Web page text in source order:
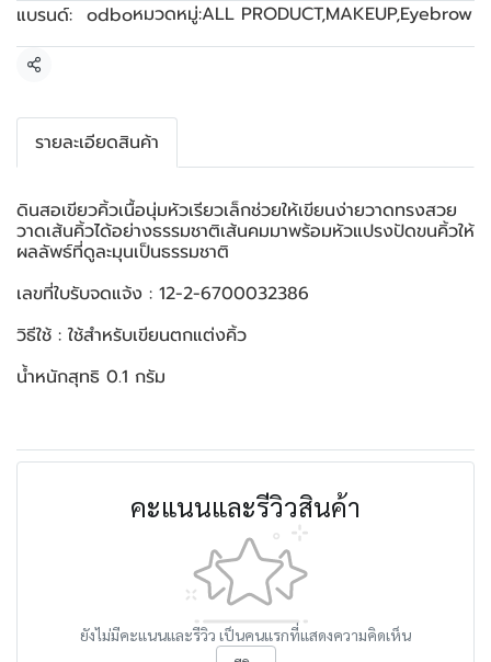
แบรนด์: odboหมวดหมู่:ALL PRODUCT,MAKEUP,Eyebrow
แชร์
รายละเอียดสินค้า
ดินสอเขียวคิ้วเนื้อนุ่มหัวเรียวเล็กช่วยให้เขียนง่ายวาดทรงสวย
วาดเส้นคิ้วได้อย่างธรรมชาติเส้นคมมาพร้อมหัวแปรงปัดขนคิ้วให้
ผลลัพธ์ที่ดูละมุนเป็นธรรมชาติ
เลขที่ใบรับจดแจ้ง : 12-2-6700032386
วิธีใช้ : ใช้สำหรับเขียนตกแต่งคิ้ว
น้ำหนักสุทธิ 0.1 กรัม
คะแนนและรีวิวสินค้า
ยังไม่มีคะแนนและรีวิว เป็นคนแรกที่แสดงความคิดเห็น